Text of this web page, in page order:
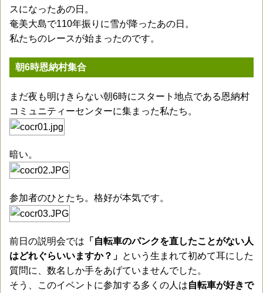
スになったあの日。
奄美大島で110年振りに雪が降ったあの日。
私たちのレースが始まったのです。
朝6時恩納村集合
まだ夜も明けきらない朝6時にスタート地点である恩納村
コミュニティーセンターに集まった私たち。
暗い。
参加者のひとたち。格好が本気です。
前日の説明会では 「自転車のパンクを直したことがない人
はどれぐらいいますか？」 という生まれて初めて耳にした
質問に、数名しか手をあげていませんでした。
そう、このイベントに参加する多くの人は自転車が好きで